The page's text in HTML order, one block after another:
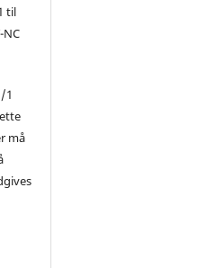
til
NC
1
må